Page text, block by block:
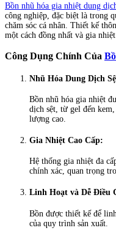
Bồn nhũ hóa gia nhiệt dung
công nghiệp, đặc biệt là trong
chăm sóc cá nhân. Thiết kế
một cách đồng nhất và gia
Công Dụng Chính Của
Nhũ Hóa Dung Dịch
Bồn nhũ hóa gia nhiệt
dịch sệt, từ gel đến
lượng cao.
Gia Nhiệt Cao Cấp:
Hệ thống gia nhiệt đa
chính xác, quan trọng
Linh Hoạt và Dễ Điều
Bồn được thiết kế để
của quy trình sản xuất.